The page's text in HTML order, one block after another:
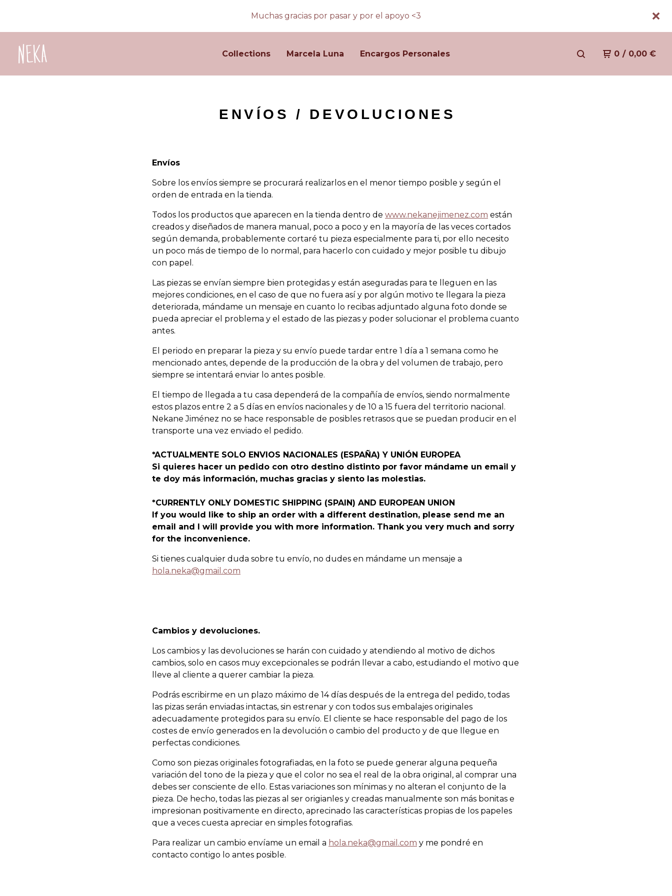
Muchas gracias por pasar y por el apoyo <3
Collections Marcela Luna Encargos Personales 0 / 0,00 €
ENVÍOS / DEVOLUCIONES
Envíos
Sobre los envíos siempre se procurará realizarlos en el menor tiempo posible y según el
orden de entrada en la tienda.
Todos los productos que aparecen en la tienda dentro de www.nekanejimenez.com están
creados y diseñados de manera manual, poco a poco y en la mayoría de las veces cortados
según demanda, probablemente cortaré tu pieza especialmente para ti, por ello necesito
un poco más de tiempo de lo normal, para hacerlo con cuidado y mejor posible tu dibujo
con papel.
Las piezas se envían siempre bien protegidas y están aseguradas para te lleguen en las
mejores condiciones, en el caso de que no fuera así y por algún motivo te llegara la pieza
deteriorada, mándame un mensaje en cuanto lo recibas adjuntado alguna foto donde se
pueda apreciar el problema y el estado de las piezas y poder solucionar el problema cuanto
antes.
El periodo en preparar la pieza y su envío puede tardar entre 1 día a 1 semana como he
mencionado antes, depende de la producción de la obra y del volumen de trabajo, pero
siempre se intentará enviar lo antes posible.
El tiempo de llegada a tu casa dependerá de la compañía de envíos, siendo normalmente
estos plazos entre 2 a 5 días en envíos nacionales y de 10 a 15 fuera del territorio nacional.
Nekane Jiménez no se hace responsable de posibles retrasos que se puedan producir en el
transporte una vez enviado el pedido.
*ACTUALMENTE SOLO ENVIOS NACIONALES (ESPAÑA) Y UNIÓN EUROPEA
Si quieres hacer un pedido con otro destino distinto por favor mándame un email y
te doy más información, muchas gracias y siento las molestias.
*CURRENTLY ONLY DOMESTIC SHIPPING (SPAIN) AND EUROPEAN UNION
If you would like to ship an order with a different destination, please send me an
email and I will provide you with more information. Thank you very much and sorry
for the inconvenience.
Si tienes cualquier duda sobre tu envío, no dudes en mándame un mensaje a
hola.neka@gmail.com
Cambios y devoluciones.
Los cambios y las devoluciones se harán con cuidado y atendiendo al motivo de dichos
cambios, solo en casos muy excepcionales se podrán llevar a cabo, estudiando el motivo que
lleve al cliente a querer cambiar la pieza.
Podrás escribirme en un plazo máximo de 14 días después de la entrega del pedido, todas
las pizas serán enviadas intactas, sin estrenar y con todos sus embalajes originales
adecuadamente protegidos para su envío. El cliente se hace responsable del pago de los
costes de envío generados en la devolución o cambio del producto y de que llegue en
perfectas condiciones.
Como son piezas originales fotografiadas, en la foto se puede generar alguna pequeña
variación del tono de la pieza y que el color no sea el real de la obra original, al comprar una
debes ser consciente de ello. Estas variaciones son mínimas y no alteran el conjunto de la
pieza. De hecho, todas las piezas al ser origianles y creadas manualmente son más bonitas e
impresionan positivamente en directo, aprecinado las características propias de los papeles
que a veces cuesta apreciar en simples fotografias.
Para realizar un cambio envíame un email a hola.neka@gmail.com y me pondré en
contacto contigo lo antes posible.